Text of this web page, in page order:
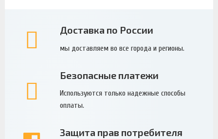
Доставка по России
мы доставляем во все города и регионы.
Безопасные платежи
Используются только надежные способы
оплаты.
Защита прав потребителя